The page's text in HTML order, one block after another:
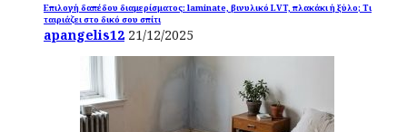
Επιλογή δαπέδου διαμερίσματος: laminate, βινυλικό LVT, πλακάκι ή ξύλο; Τι
ταιριάζει στο δικό σου σπίτι
apangelis12 21/12/2025